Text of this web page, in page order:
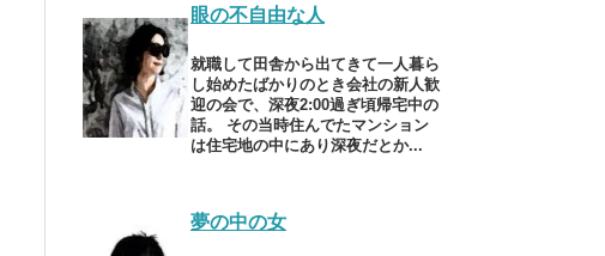
眼の不自由な人
就職して田舎から出てきて一人暮ら
し始めたばかりのとき会社の新人歓
迎の会で、深夜2:00過ぎ頃帰宅中の
話。 その当時住んでたマンション
は住宅地の中にあり深夜だとか...
夢の中の女